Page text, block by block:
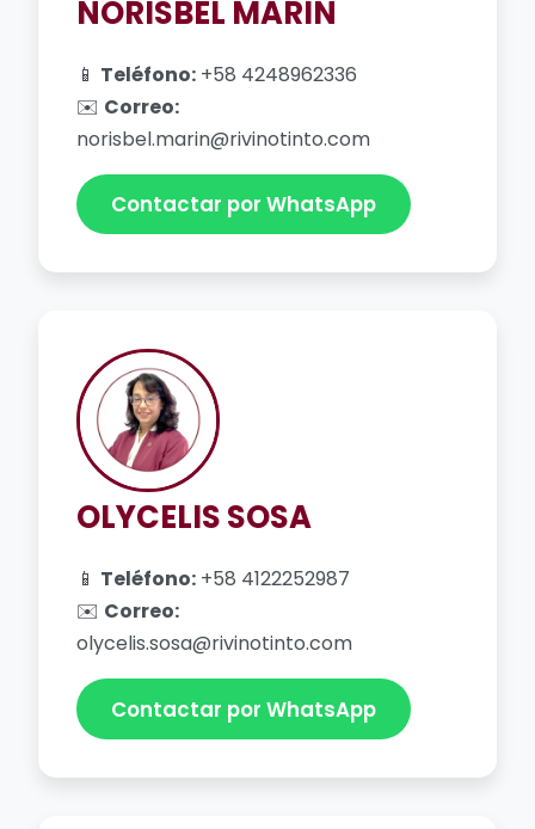
NORISBEL MARIN
📱 Teléfono: +58 4248962336
✉️ Correo:
norisbel.marin@rivinotinto.com
Contactar por WhatsApp
OLYCELIS SOSA
📱 Teléfono: +58 4122252987
✉️ Correo:
olycelis.sosa@rivinotinto.com
Contactar por WhatsApp